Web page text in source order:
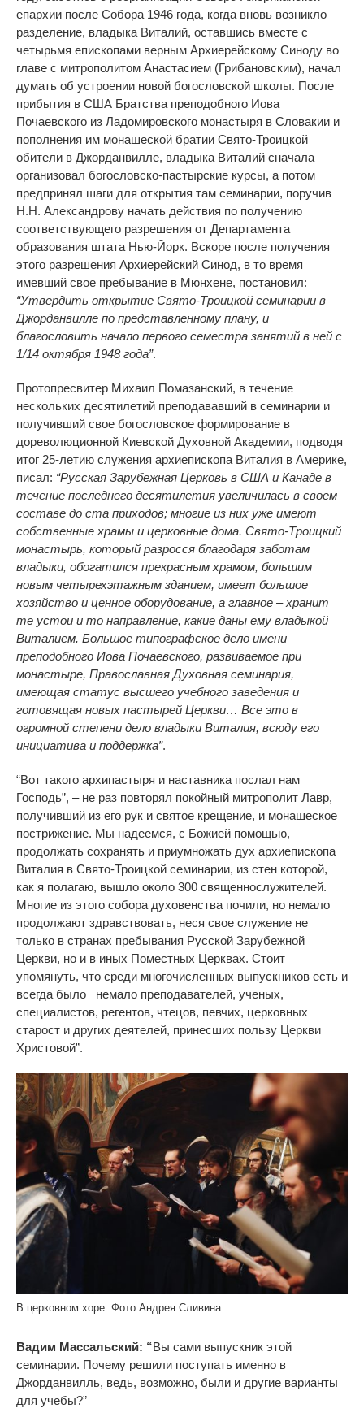
епархии после Собора 1946 года, когда вновь возникло
разделение, владыка Виталий, оставшись вместе с
четырьмя епископами верным Архиерейскому Синоду во
главе с митрополитом Анастасием (Грибановским), начал
думать об устроении новой богословской школы. После
прибытия в США Братства преподобного Иова
Почаевского из Ладомировского монастыря в Словакии и
пополнения им монашеской братии Свято-Троицкой
обители в Джорданвилле, владыка Виталий сначала
организовал богословско-пастырские курсы, а потом
предпринял шаги для открытия там семинарии, поручив
Н.Н. Александрову начать действия по получению
соответствующего разрешения от Департамента
образования штата Нью-Йорк. Вскоре после получения
этого разрешения Архиерейский Синод, в то время
имевший свое пребывание в Мюнхене, постановил:
“Утвердить открытие Свято-Троицкой семинарии в
Джорданвилле по представленному плану, и
благословить начало первого семестра занятий в ней с
1/14 октября 1948 года”.
Протопресвитер Михаил Помазанский, в течение
нескольких десятилетий преподававший в семинарии и
получивший свое богословское формирование в
дореволюционной Киевской Духовной Академии, подводя
итог 25-летию служения архиепископа Виталия в Америке,
писал: “Русская Зарубежная Церковь в США и Канаде в
течение последнего десятилетия увеличилась в своем
составе до ста приходов; многие из них уже имеют
собственные храмы и церковные дома. Свято-Троицкий
монастырь, который разросся благодаря заботам
владыки, обогатился прекрасным храмом, большим
новым четырехэтажным зданием, имеет большое
хозяйство и ценное оборудование, а главное – хранит
те устои и то направление, какие даны ему владыкой
Виталием. Большое типографское дело имени
преподобного Иова Почаевского, развиваемое при
монастыре, Православная Духовная семинария,
имеющая статус высшего учебного заведения и
готовящая новых пастырей Церкви… Все это в
огромной степени дело владыки Виталия, всюду его
инициатива и поддержка”.
“Вот такого архипастыря и наставника послал нам
Господь”, –не раз повторял покойный митрополит Лавр,
получивший из его рук и святое крещение, и монашеское
пострижение. Мы надеемся, с Божией помощью,
продолжать сохранять и приумножать дух архиепископа
Виталия в Свято-Троицкой семинарии, из стен которой,
как я полагаю, вышло около 300 священнослужителей.
Многие из этого собора духовенства почили, но немало
продолжают здравствовать, неся свое служение не
только в странах пребывания Русской Зарубежной
Церкви, но и в иных Поместных Церквах. Стоит
упомянуть, что среди многочисленных выпускников есть и
всегда было немало преподавателей, ученых,
специалистов, регентов, чтецов, певчих, церковных
старост и других деятелей, принесших пользу Церкви
Христовой”.
В церковном хоре. Фото Андрея Сливина.
Вадим Массальский: “Вы сами выпускник этой
семинарии. Почему решили поступать именно в
Джорданвилль, ведь, возможно, были и другие варианты
для учебы?”